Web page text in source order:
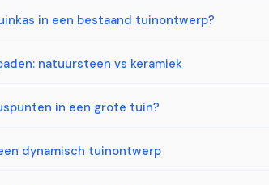
in een bestaand tuinontwerp?
natuursteen vs keramiek
in een grote tuin?
dynamisch tuinontwerp